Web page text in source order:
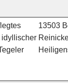
idyllischer
13503